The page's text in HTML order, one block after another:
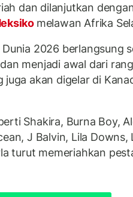
dan dilanjutkan
melawan Afrika
2026 berlangsung
menjadi awal dari
akan digelar di
Shakira, Burna Boy,
J Balvin, Lila Downs,
turut memeriahkan